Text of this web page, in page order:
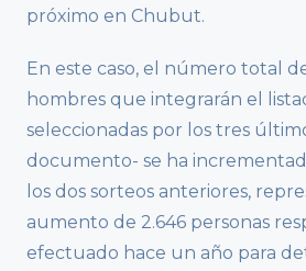
próximo en Chubut.
En este caso, el número total
hombres que integrarán el
seleccionadas por los tres
documento- se ha
los dos sorteos anteriores,
aumento de 2.646 personas
efectuado hace un año para